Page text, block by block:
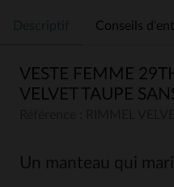
Descriptif Conseils
VESTE FEMME
VELVET TAUPE
Un manteau qui